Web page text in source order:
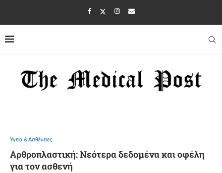
Υγεία & Ασθένειες
Αρθροπλαστική: Nεότερα δεδομένα και οφέλη
για τον ασθενή